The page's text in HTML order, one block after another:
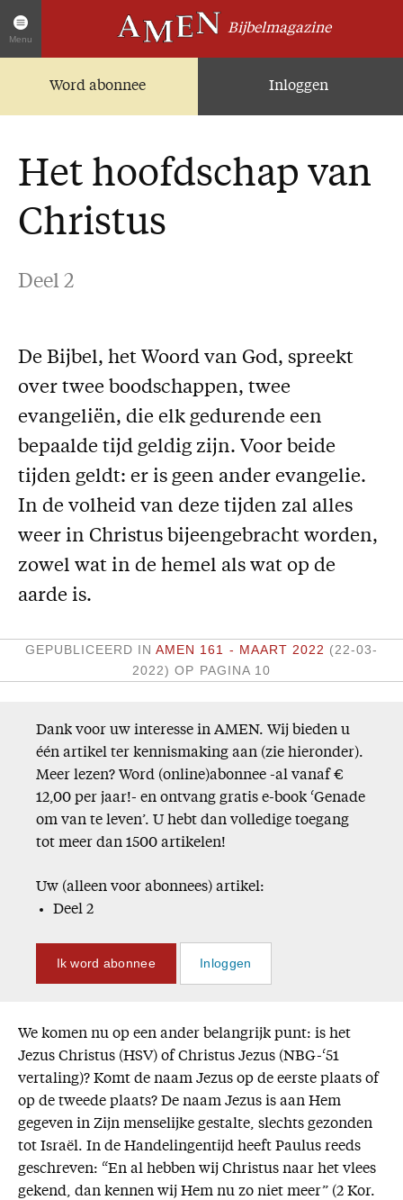
Menu
Bijbelmagazine
Word abonnee Inloggen
Artikelen
Zoek in alle artikelen
Twitter
Facebook
Over AMEN
Proefnummer AMEN
Missie
Service
Adreswijziging
Nabestellen
Vragen en opmerkingen
En verder
Bijbelstudieagenda
Het hoofdschap van
Christus
Deel 2
De Bijbel, het Woord van God, spreekt
over twee boodschappen, twee
evangeliën, die elk gedurende een
bepaalde tijd geldig zijn. Voor beide
tijden geldt: er is geen ander evangelie.
In de volheid van deze tijden zal alles
weer in Christus bijeengebracht worden,
zowel wat in de hemel als wat op de
aarde is.
GEPUBLICEERD INAMEN 161 - MAART 2022 (22-03-
2022) OP PAGINA 10
Dank voor uw interesse in AMEN. Wij bieden u
één artikel ter kennismaking aan (zie hieronder).
Meer lezen? Word (online)abonnee -al vanaf €
12,00 per jaar!- en ontvang gratis e-book ‘Genade
om van te leven’. U hebt dan volledige toegang
tot meer dan 1500 artikelen!
Uw (alleen voor abonnees) artikel:
Deel 2
Ik word abonnee Inloggen
We komen nu op een ander belangrijk punt: is het
Jezus Christus (HSV) of Christus Jezus (NBG-‘51
vertaling)? Komt de naam Jezus op de eerste plaats of
op de tweede plaats? De naam Jezus is aan Hem
gegeven in Zijn menselijke gestalte, slechts gezonden
tot Israël. In de Handelingentijd heeft Paulus reeds
geschreven: “En al hebben wij Christus naar het vlees
gekend, dan kennen wij Hem nu zo niet meer” (2 Kor.